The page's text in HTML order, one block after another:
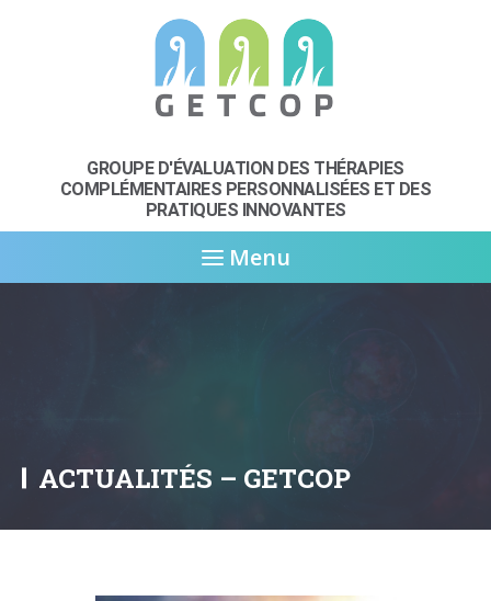
GROUPE D'ÉVALUATION DES THÉRAPIES
COMPLÉMENTAIRES PERSONNALISÉES ET DES
PRATIQUES INNOVANTES
Menu
ACTUALITÉS – GETCOP